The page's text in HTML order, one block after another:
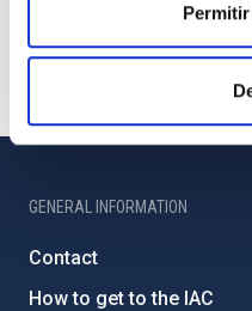
GENERAL INFORMATION
Contact
How to get to the IAC